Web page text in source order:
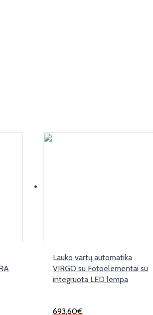
Lauko vartų automatika
VIRGO su Fotoelementai su
integruota LED lempa
693,60€